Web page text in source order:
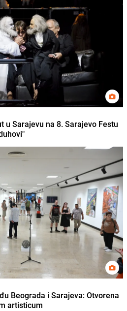
u Sarajevu na 8. Sarajevo Festu
Beograda i Sarajeva: Otvorena
artisticum